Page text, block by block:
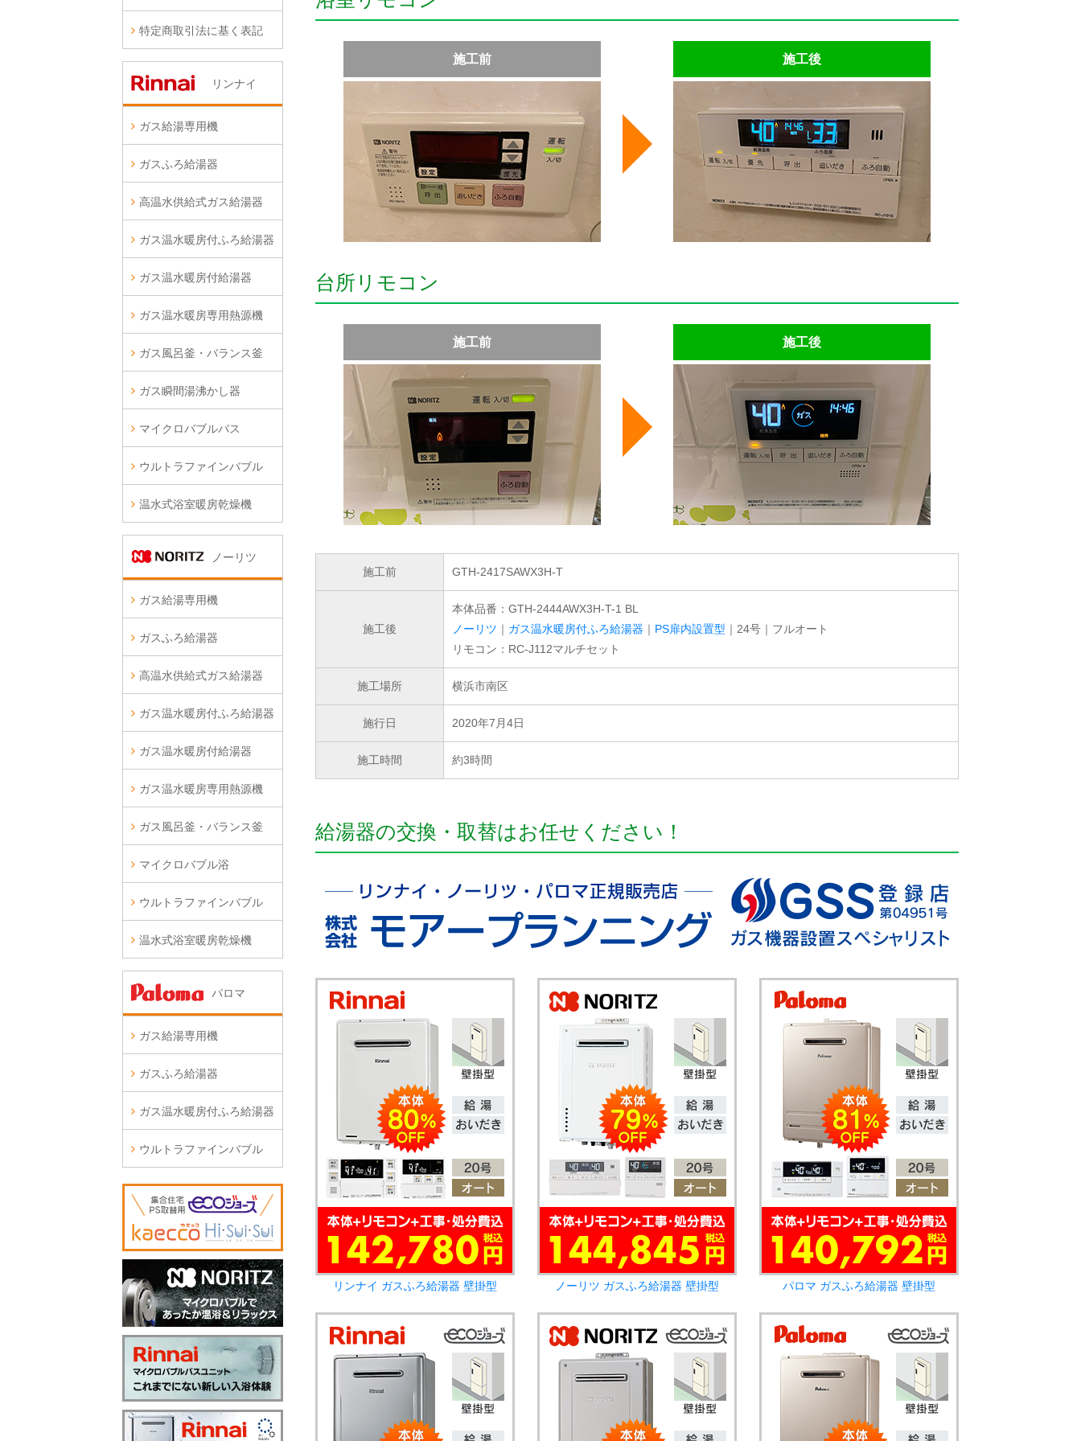
施工前 施工後
台所リモコン
施工前 施工後
施工前 GTH-2417SAWX3H-T
施工後
本体品番：GTH-2444AWX3H-T-1 BL
ノーリツ ｜ ガス温水暖房付ふろ給湯器 ｜ PS扉内設置型 ｜24号｜フルオート
リモコン：RC-J112マルチセット
施工場所 横浜市南区
施行日 2020年7月4日
施工時間 約3時間
給湯器の交換・取替はお任せください！
リンナイ ガスふろ給湯器 壁掛型 ノーリツ ガスふろ給湯器 壁掛型 パロマ ガスふろ給湯器 壁掛型
特定商取引法に基く表記
リンナイ
ガス給湯専用機
ガスふろ給湯器
高温水供給式ガス給湯器
ガス温水暖房付ふろ給湯器
ガス温水暖房付給湯器
ガス温水暖房専用熱源機
ガス風呂釜・バランス釜
ガス瞬間湯沸かし器
マイクロバブルバス
ウルトラファインバブル
温水式浴室暖房乾燥機
ノーリツ
ガス給湯専用機
ガスふろ給湯器
高温水供給式ガス給湯器
ガス温水暖房付ふろ給湯器
ガス温水暖房付給湯器
ガス温水暖房専用熱源機
ガス風呂釜・バランス釜
マイクロバブル浴
ウルトラファインバブル
温水式浴室暖房乾燥機
パロマ
ガス給湯専用機
ガスふろ給湯器
ガス温水暖房付ふろ給湯器
ウルトラファインバブル